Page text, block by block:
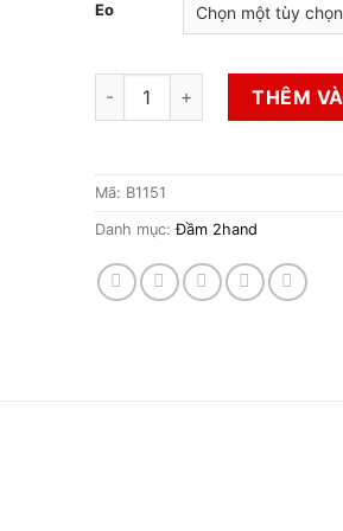
Eo
Đầm 2hand số lượngTHÊM
Mã: B1151
Danh mục:Đầm 2hand